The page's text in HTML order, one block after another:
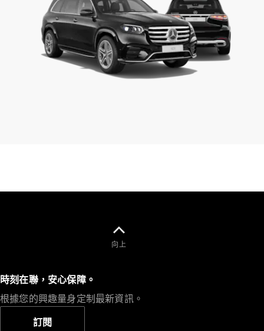
向上
時刻在聯，安心保障。
根據您的興趣量身定制最新資訊。
訂閱